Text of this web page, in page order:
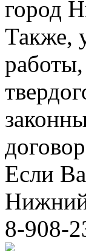
город
Также,
Если
8-908-